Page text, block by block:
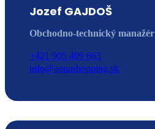
Jozef GAJDOŠ
Obchodno-technický manažér
+421 905 409 663
info@aquashopping.sk